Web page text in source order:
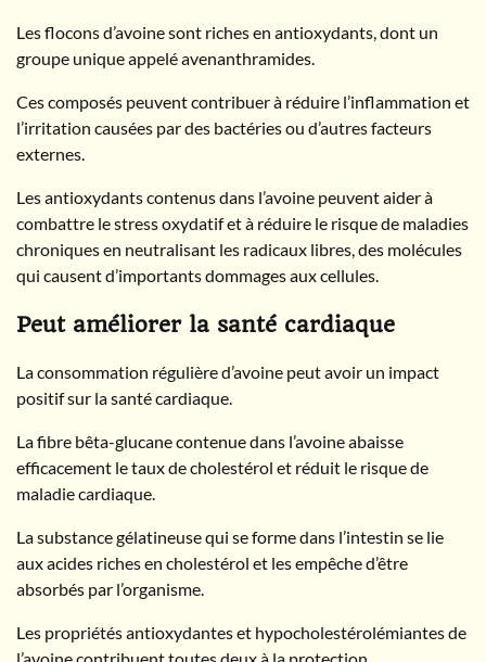
Les flocons d’avoine sont riches en antioxydants, dont un
groupe unique appelé avenanthramides.
Ces composés peuvent contribuer à réduire l’inflammation et
l’irritation causées par des bactéries ou d’autres facteurs
externes.
Les antioxydants contenus dans l’avoine peuvent aider à
combattre le stress oxydatif et à réduire le risque de maladies
chroniques en neutralisant les radicaux libres, des molécules
qui causent d’importants dommages aux cellules.
Peut améliorer la santé cardiaque
La consommation régulière d’avoine peut avoir un impact
positif sur la santé cardiaque.
La fibre bêta-glucane contenue dans l’avoine abaisse
efficacement le taux de cholestérol et réduit le risque de
maladie cardiaque.
La substance gélatineuse qui se forme dans l’intestin se lie
aux acides riches en cholestérol et les empêche d’être
absorbés par l’organisme.
Les propriétés antioxydantes et hypocholestérolémiantes de